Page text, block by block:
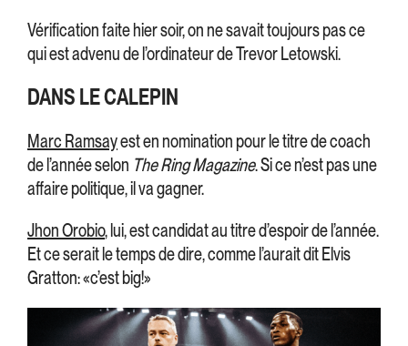
Vérification faite hier soir, on ne savait toujours pas ce
qui est advenu de l’ordinateur de Trevor Letowski.
DANS LE CALEPIN
Marc Ramsayest en nomination pour le titre de coach
de l’année selon The Ring Magazine. Si ce n’est pas une
affaire politique, il va gagner.
Jhon Orobio, lui, est candidat au titre d’espoir de l’année.
Et ce serait le temps de dire, comme l’aurait dit Elvis
Gratton: «c’est big!»